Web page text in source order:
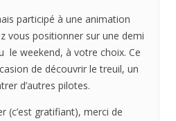
participé à une animation
vous positionner sur une demi
le weekend, à votre choix. Ce
de découvrir le treuil, un
d’autres pilotes.
(c’est gratifiant), merci de